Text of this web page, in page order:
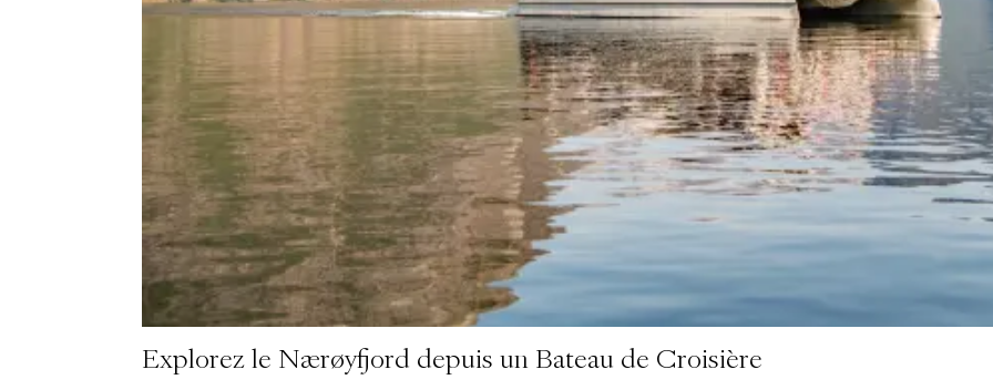
Explorez le Nærøyfjord depuis un Bateau de Croisière